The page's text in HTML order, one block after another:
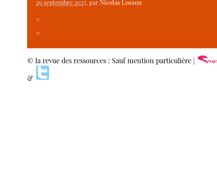
29 septembre 2025, parNicolas Losson
<
>
© la revue des ressources : Sauf mention particulière |
&